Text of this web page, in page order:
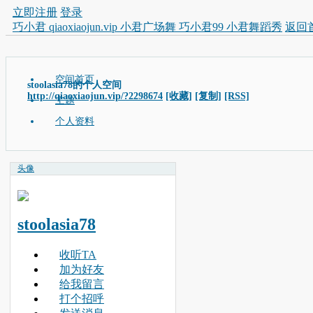
立即注册 登录
巧小君 qiaoxiaojun.vip 小君广场舞 巧小君99 小君舞蹈秀 返回
stoolasia78的个人空间
http://qiaoxiaojun.vip/?2298674 [收藏] [复制] [RSS]
空间首页
主题
个人资料
头像
stoolasia78
收听TA
加为好友
给我留言
打个招呼